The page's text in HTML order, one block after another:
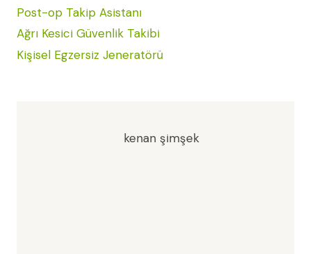
Post-op Takip Asistanı
Ağrı Kesici Güvenlik Takibi
Kişisel Egzersiz Jeneratörü